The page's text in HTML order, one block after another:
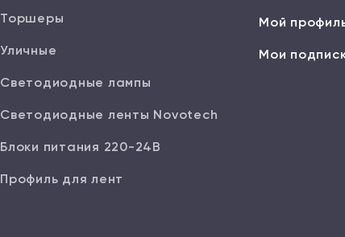
Торшеры
Уличные
Светодиодные лампы
Светодиодные ленты Novotech
Блоки питания 220-24В
Профиль для лент
Мой
Мои